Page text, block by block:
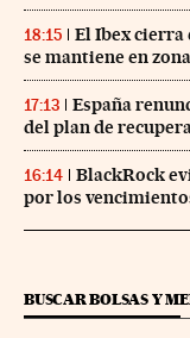
18:15
El Ibex cierra
se mantiene en
17:13
España
del plan de
16:14
BlackRock
por los
BUSCAR BOLSAS Y